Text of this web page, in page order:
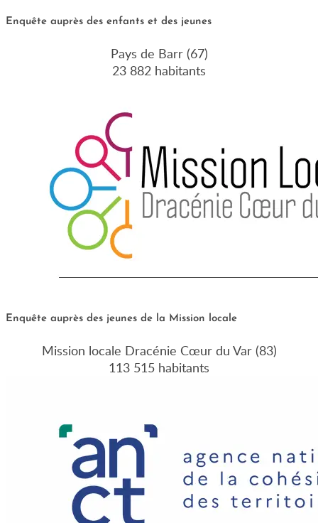
Enquête auprès des enfants et des jeunes
Pays de Barr (67)
23 882 habitants
Enquête auprès des jeunes de la Mission locale
Mission locale Dracénie Cœur du Var (83)
113 515 habitants